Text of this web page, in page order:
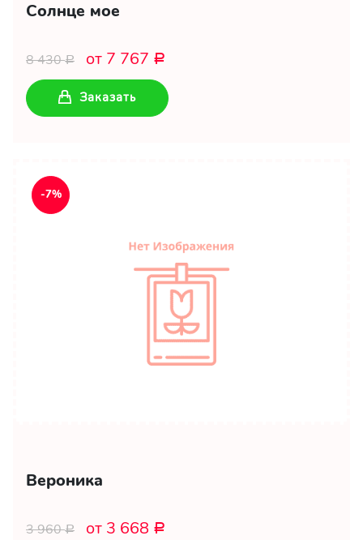
Солнце мое
8 430Р от 7 767 Р
Заказать
-7%
Вероника
3 960Р от 3 668 Р